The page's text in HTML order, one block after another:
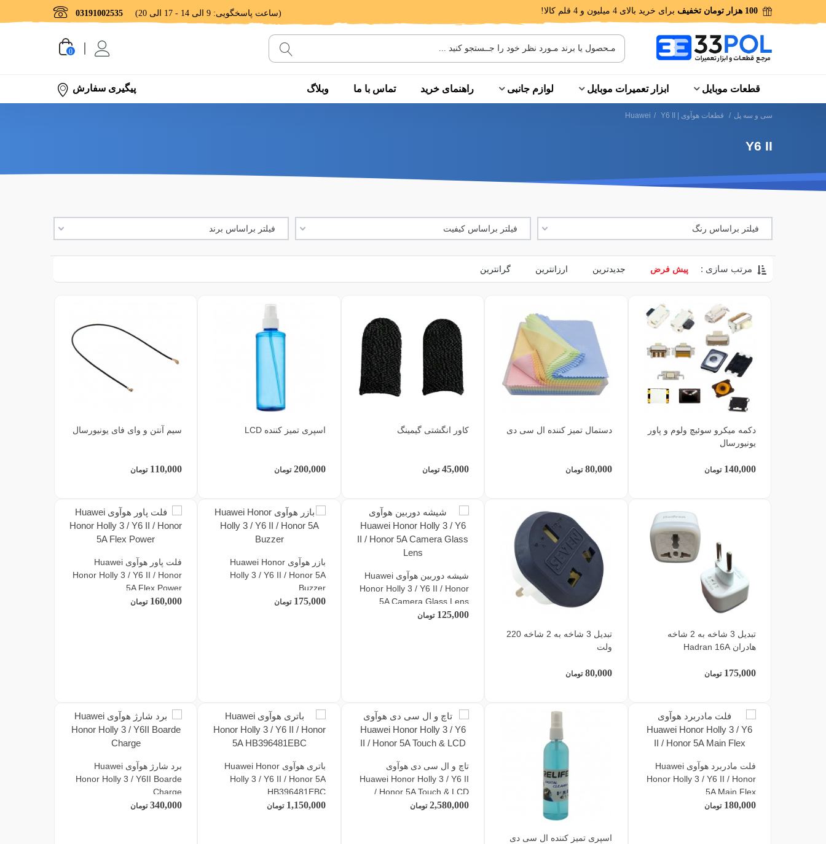
100 هزار تومان تخفیف برای خرید بالای 4 میلیون و 4 قلم کالا! 03191002535 (ساعت پاسخگویی: 9 الی 14 - 17 الی 20)
0
قطعات موبایل ابزار تعمیرات موبایل لوازم جانبی راهنمای خرید تماس با ما وبلاگ پیگیری سفارش
سی و سه پل / قطعات هوآوی | Huawei / Y6 II
Y6 II
فیلتر براساس رنگ فیلتر براساس کیفیت فیلتر براساس برند
مرتب سازی : پیش فرض جدیدترین ارزانترین گرانترین
دکمه میکرو سوئیچ ولوم و پاور
یونیورسال
140,000 تومان
دستمال تمیز کننده ال سی دی
80,000 تومان
کاور انگشتی گیمینگ
45,000 تومان
اسپری تمیز کننده LCD
200,000 تومان
سیم آنتن و وای فای یونیورسال
110,000 تومان
تبدیل 3 شاخه به 2 شاخه
هادران Hadran 16A
175,000 تومان
تبدیل 3 شاخه به 2 شاخه 220
ولت
80,000 تومان
شیشه دوربین هوآوی Huawei
Honor Holly 3 / Y6 II / Honor
5A Camera Glass Lens
125,000 تومان
بازر هوآوی Huawei Honor
Holly 3 / Y6 II / Honor 5A
Buzzer
175,000 تومان
فلت پاور هوآوی Huawei
Honor Holly 3 / Y6 II / Honor
5A Flex Power
160,000 تومان
فلت مادربرد هوآوی Huawei
Honor Holly 3 / Y6 II / Honor
5A Main Flex
180,000 تومان
اسپری تمیز کننده ال سی دی
تاچ و ال سی دی هوآوی
Huawei Honor Holly 3 / Y6 II
/ Honor 5A Touch & LCD
2,580,000 تومان
باتری هوآوی Huawei Honor
Holly 3 / Y6 II / Honor 5A
HB396481EBC
1,150,000 تومان
برد شارژ هوآوی Huawei
Honor Holly 3 / Y6II Boarde
Charge
340,000 تومان